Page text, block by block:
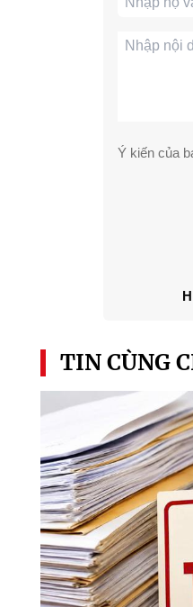
Ý kiến của
TIN CÙNG